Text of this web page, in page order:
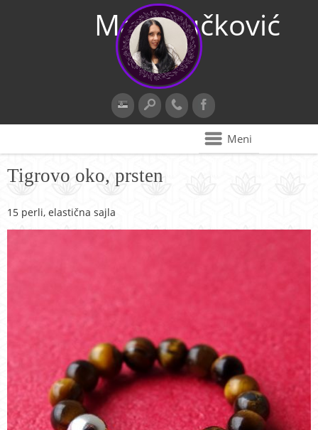
Maja Vučković
Meni
Tigrovo oko, prsten
15 perli, elastična sajla